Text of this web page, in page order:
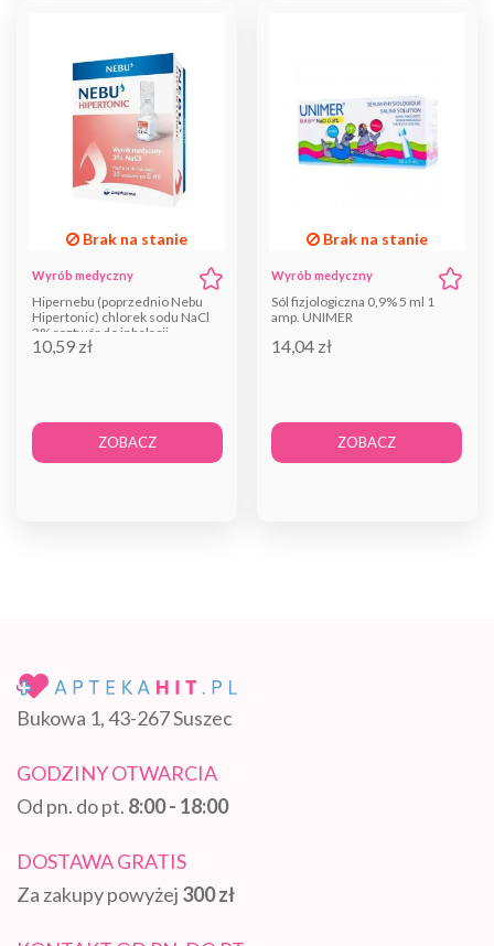
Brak na stanie
Wyrób medyczny
Hipernebu (poprzednio Nebu
Hipertonic) chlorek sodu NaCl
3% roztwór do inhalacji...
10,59 zł
ZOBACZ
Brak na stanie
Wyrób medyczny
Sól fizjologiczna 0,9% 5 ml 1
amp. UNIMER
14,04 zł
ZOBACZ
Bukowa 1, 43-267 Suszec
GODZINY OTWARCIA
Od pn. do pt. 8:00 - 18:00
DOSTAWA GRATIS
Za zakupy powyżej 300 zł